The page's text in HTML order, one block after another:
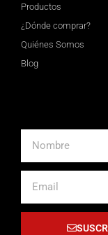
Productos
¿Dónde comprar?
Quiénes Somos
Blog